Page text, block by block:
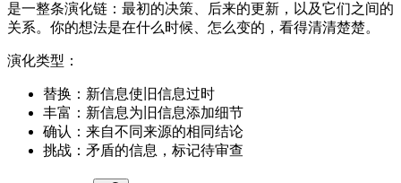
是一整条演化链：最初的决策、后来的更新，以及它们之间的
关系。你的想法是在什么时候、怎么变的，看得清清楚楚。
演化类型：
替换：新信息使旧信息过时
丰富：新信息为旧信息添加细节
确认：来自不同来源的相同结论
挑战：矛盾的信息，标记待审查